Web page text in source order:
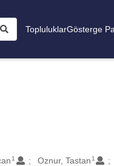
TopluluklarGösterge
1 Oznur, Tastan 1